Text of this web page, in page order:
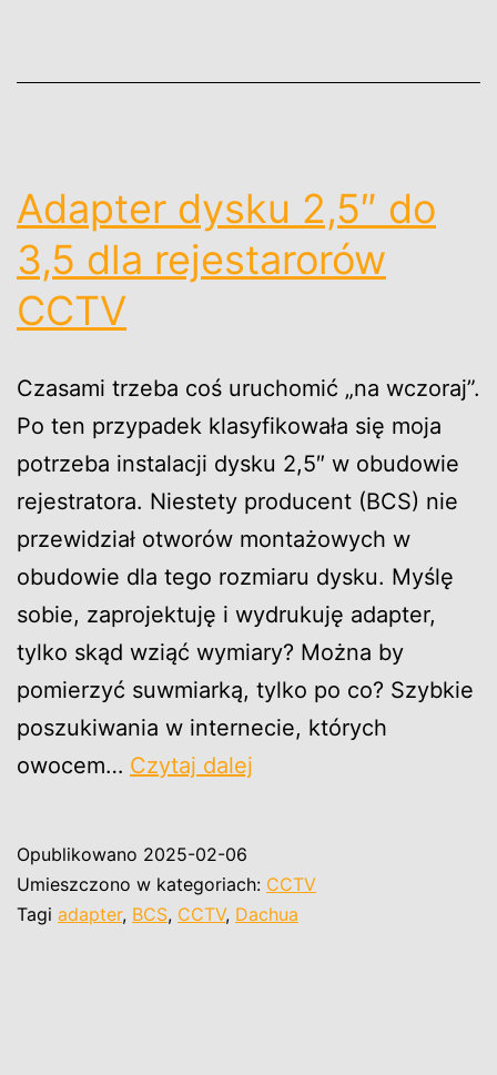
Adapter dysku 2,5″ do
3,5 dla rejestarorów
CCTV
Czasami trzeba coś uruchomić „na wczoraj”.
Po ten przypadek klasyfikowała się moja
potrzeba instalacji dysku 2,5″ w obudowie
rejestratora. Niestety producent (BCS) nie
przewidział otworów montażowych w
obudowie dla tego rozmiaru dysku. Myślę
sobie, zaprojektuję i wydrukuję adapter,
tylko skąd wziąć wymiary? Można by
pomierzyć suwmiarką, tylko po co? Szybkie
poszukiwania w internecie, których
owocem… Czytaj dalej
do
3,5
Opublikowano 2025-02-06
Umieszczono w kategoriach: CCTV
Tagi adapter, BCS, CCTV, Dachua